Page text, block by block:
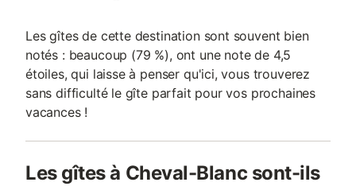
Les gîtes de cette destination sont souvent bien
notés : beaucoup (79 %), ont une note de 4,5
étoiles, qui laisse à penser qu'ici, vous trouverez
sans difficulté le gîte parfait pour vos prochaines
vacances !
Les gîtes à Cheval-Blanc sont-ils